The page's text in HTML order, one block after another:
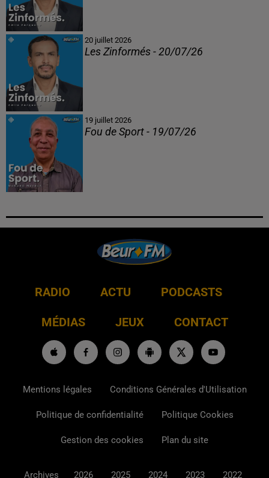
20 juillet 2026
Les Zinformés - 20/07/26
19 juillet 2026
Fou de Sport - 19/07/26
RADIO ACTU PODCASTS
MÉDIAS JEUX CONTACT
Mentions légales Conditions Générales d'Utilisation
Politique de confidentialité Politique Cookies
Gestion des cookies Plan du site
Archives 2026 2025 2024 2023 2022